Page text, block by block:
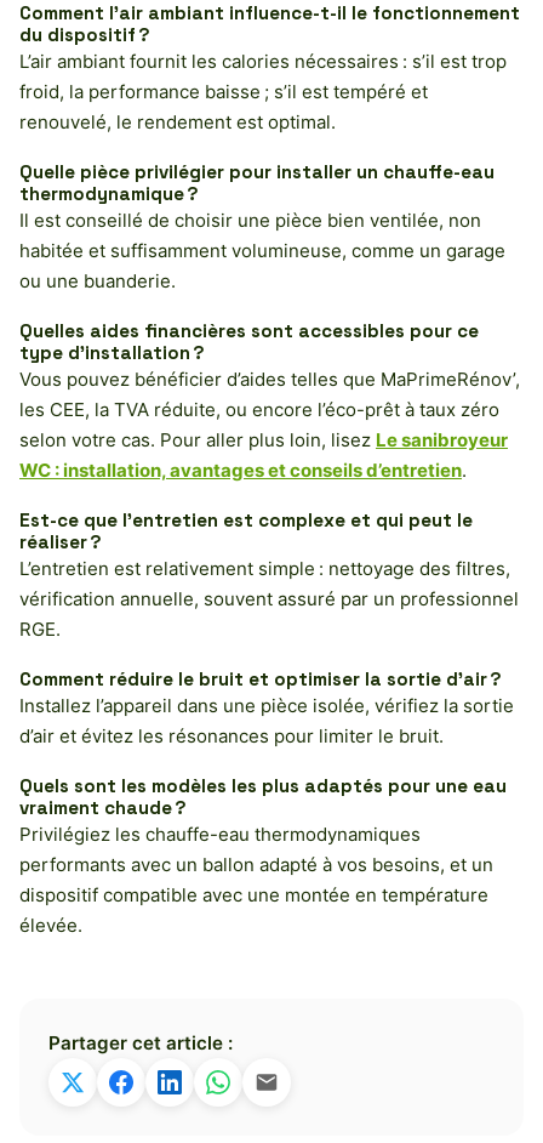
Comment l’air ambiant influence-t-il le fonctionnement
du dispositif ?
L’air ambiant fournit les calories nécessaires : s’il est trop
froid, la performance baisse ; s’il est tempéré et
renouvelé, le rendement est optimal.
Quelle pièce privilégier pour installer un chauffe-eau
thermodynamique ?
Il est conseillé de choisir une pièce bien ventilée, non
habitée et suffisamment volumineuse, comme un garage
ou une buanderie.
Quelles aides financières sont accessibles pour ce
type d’installation ?
Vous pouvez bénéficier d’aides telles que MaPrimeRénov’,
les CEE, la TVA réduite, ou encore l’éco-prêt à taux zéro
selon votre cas. Pour aller plus loin, lisez Le sanibroyeur
WC : installation, avantages et conseils d’entretien.
Est-ce que l’entretien est complexe et qui peut le
réaliser ?
L’entretien est relativement simple : nettoyage des filtres,
vérification annuelle, souvent assuré par un professionnel
RGE.
Comment réduire le bruit et optimiser la sortie d’air ?
Installez l’appareil dans une pièce isolée, vérifiez la sortie
d’air et évitez les résonances pour limiter le bruit.
Quels sont les modèles les plus adaptés pour une eau
vraiment chaude ?
Privilégiez les chauffe-eau thermodynamiques
performants avec un ballon adapté à vos besoins, et un
dispositif compatible avec une montée en température
élevée.
Partager cet article :